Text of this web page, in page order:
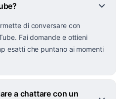
di conversare con
Fai domande e ottieni
esatti che puntano ai momenti
a chattare con un